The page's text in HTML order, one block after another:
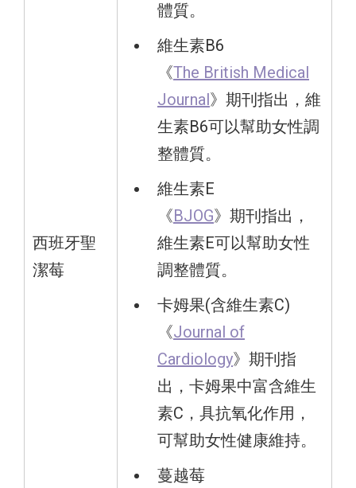
西班牙聖
潔莓
體質。
維生素B6
《The British Medical
Journal 》期刊指出，維
生素B6可以幫助女性調
整體質。
維生素E
《 BJOG》期刊指出，
維生素E可以幫助女性
調整體質。
卡姆果(含維生素C)
《Journal of
Cardiology》期刊指
出，卡姆果中富含維生
素C，具抗氧化作用，
可幫助女性健康維持。
蔓越莓